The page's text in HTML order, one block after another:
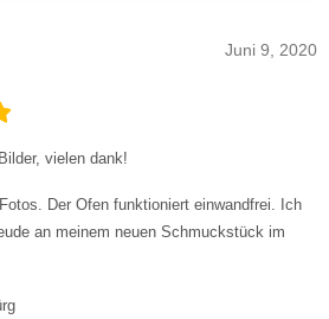
Juni 9, 2020
vielen dank!
Der Ofen funktioniert einwandfrei. Ich
an meinem neuen Schmuckstück im